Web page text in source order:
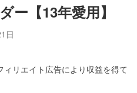
ー【13年愛用】
日
ィリエイト広告により収益を得て